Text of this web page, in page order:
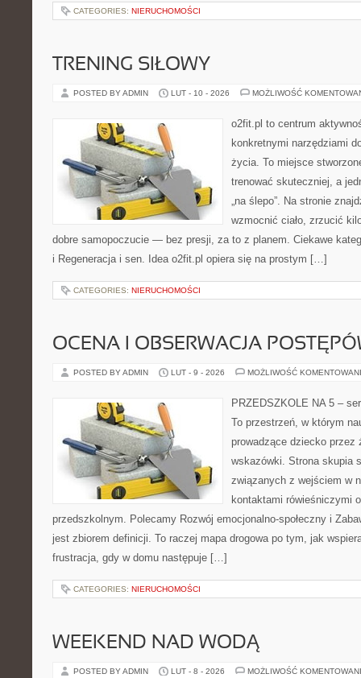
CATEGORIES: NIERUCHOMOŚCI
TRENING SIŁOWY
POSTED BY ADMIN LUT - 10 - 2026 MOŻLIWOŚĆ
o2fit.pl to centrum
konkretnymi narzędziami
życia. To miejsce
trenować skuteczniej, a
„na ślepo”. Na stronie
wzmocnić ciało, zrzucić
dobre samopoczucie — bez presji, za to z planem. Ciekawe
i Regeneracja i sen. Idea o2fit.pl opiera się na prostym […]
CATEGORIES: NIERUCHOMOŚCI
OCENA I OBSERWACJA
POSTED BY ADMIN LUT - 9 - 2026 MOŻLIWOŚĆ
PRZEDSZKOLE NA 5 –
To przestrzeń, w którym
prowadzące dziecko przez
wskazówki. Strona skupia
związanych z wejściem w
kontaktami rówieśniczymi
przedszkolnym. Polecamy Rozwój emocjonalno-społeczny i
jest zbiorem definicji. To raczej mapa drogowa po tym, jak
frustracja, gdy w domu następuje […]
CATEGORIES: NIERUCHOMOŚCI
WEEKEND NAD WODĄ
POSTED BY ADMIN LUT - 8 - 2026 MOŻLIWOŚĆ